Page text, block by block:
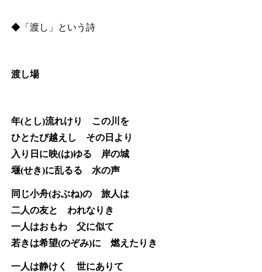
◆「渡し」という詩
渡し場
年(とし)流れけり この川を
ひとたび越えし その日より
入り日に映(は)ゆる 岸の城
堰(せき)に乱るる 水の声
同じ小舟(おぶね)の 旅人は
二人の友と われなりき
一人はおもわ 父に似て
若きは希望(のぞみ)に 燃えたりき
一人は静けく 世にありて